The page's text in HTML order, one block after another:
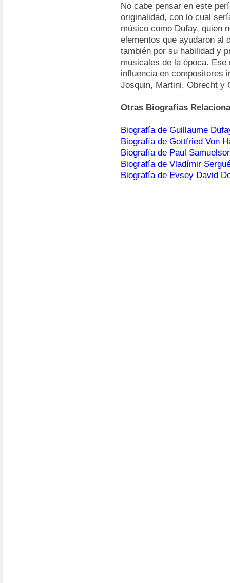
No cabe pensar en este
originalidad, con lo cual
músico como Dufay, quien
elementos que ayudaron al
también por su habilidad y
musicales de la época.
influencia en compositores
Josquin, Martini, Obrecht y
Otras Biografías
Biografía de Guillaume
Biografía de Gottfried Von
Biografía de Paul
Biografía de Vladímir
Biografía de Evsey David